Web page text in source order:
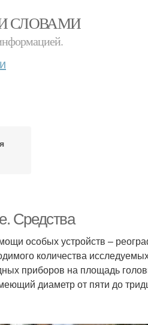
СЛОВАМИ
Средства
особых устройств –
количества
приборов на площадь
диаметр от пяти до